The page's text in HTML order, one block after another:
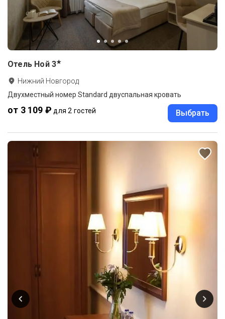
Отель Ной 3★
Нижний Новгород
Двухместный номер Standard двуспальная кровать
от 3 109 ₽ для 2 гостей Выбрать